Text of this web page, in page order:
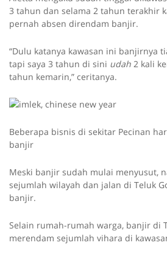
3 tahun dan selama 2 tahun terakhir
pernah absen direndam banjir.
“Dulu katanya kawasan ini banjirnya
tapi saya 3 tahun di sini udah 2 kali
tahun kemarin,” ceritanya.
Beberapa bisnis di sekitar Pecinan
banjir
Meski banjir sudah mulai menyusut,
sejumlah wilayah dan jalan di Teluk
banjir.
Selain rumah-rumah warga, banjir di
merendam sejumlah vihara di